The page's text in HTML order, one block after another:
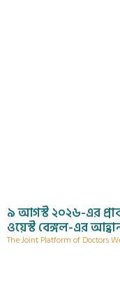
৯ আগস্ট ২০২৬-এর
ওয়েস্ট বেঙ্গল-এর
The Joint Platform of Doctors